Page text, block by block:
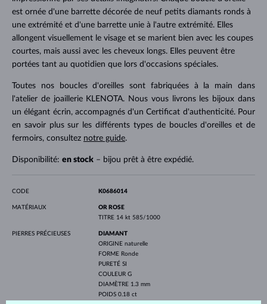
est ornée d'une barrette décorée de neuf petits diamants ronds à
une extrémité et d'une barrette unie à l'autre extrémité. Elles
allongent visuellement le visage et se marient bien avec les coupes
courtes, mais aussi avec les cheveux longs. Elles peuvent être
portées tant au quotidien que lors d'occasions spéciales.
Toutes nos boucles d'oreilles sont fabriquées à la main dans
l'atelier de joaillerie KLENOTA. Nous vous livrons les bijoux dans
un élégant écrin, accompagnés d'un Certificat d'authenticité. Pour
en savoir plus sur les différents types de boucles d'oreilles et de
fermoirs, consultez notre guide.
Disponibilité: en stock– bijou prêt à être expédié.
CODE K0686014
MATÉRIAUX
OR ROSE
TITRE 14 kt 585/1000
PIERRES PRÉCIEUSES
DIAMANT
ORIGINE naturelle
FORME Ronde
PURETÉ SI
COULEUR G
DIAMÈTRE 1.3 mm
POIDS 0.18 ct